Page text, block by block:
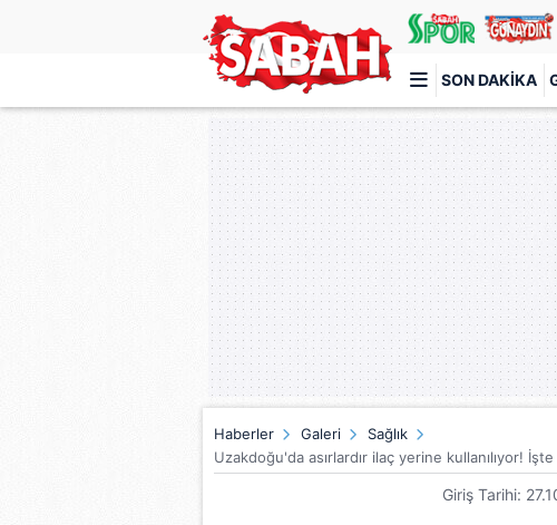
SON DAKIKA
Türkiye'nin en iyi haber sitesi
Haberler Galeri
Sağlık
Uzakdoğu'da asırlardır ilaç yerine kullanılıyor!
Giriş Tarihi: